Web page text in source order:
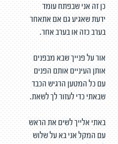
כן זה אני שבפתח עומד
ידעת שאגיע גם אם אתאחר
בערב כזה או בערב אחר.
אור על פנייך שבא מבפנים
אותן העיניים אותם הפנים
עם כל המטען הרגיש הכבד
שבאתי כדי לעזור לך לשאת.
באתי אלייך לשים את הראש
עם המקל אני בא על שלוש